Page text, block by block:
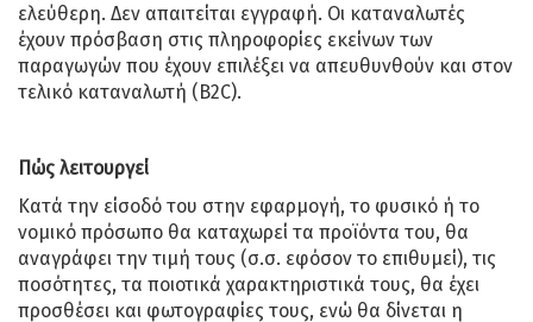
ελεύθερη. Δεν απαιτείται εγγραφή. Οι καταναλωτές
έχουν πρόσβαση στις πληροφορίες εκείνων των
παραγωγών που έχουν επιλέξει να απευθυνθούν και στον
τελικό καταναλωτή (B2C).
Πώς λειτουργεί
Κατά την είσοδό του στην εφαρμογή, το φυσικό ή το
νομικό πρόσωπο θα καταχωρεί τα προϊόντα του, θα
αναγράφει την τιμή τους (σ.σ. εφόσον το επιθυμεί), τις
ποσότητες, τα ποιοτικά χαρακτηριστικά τους, θα έχει
προσθέσει και φωτογραφίες τους, ενώ θα δίνεται η